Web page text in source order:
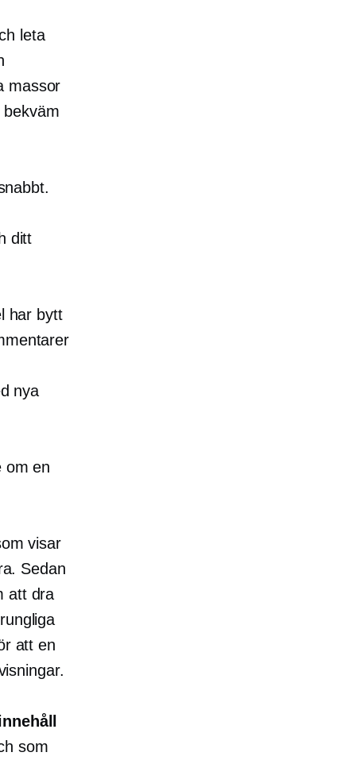
leta
massor
ditt
har bytt
nya
om en
visar
Sedan
att dra
att en
som